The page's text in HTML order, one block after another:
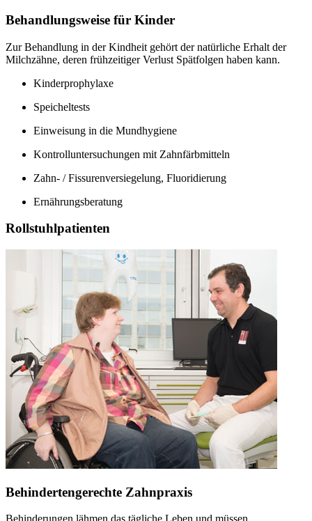
Behandlungsweise für Kinder
Zur Behandlung in der Kindheit gehört der natürliche Erhalt der
Milchzähne, deren frühzeitiger Verlust Spätfolgen haben kann.
Kinderprophylaxe
Speicheltests
Einweisung in die Mundhygiene
Kontrolluntersuchungen mit Zahnfärbmitteln
Zahn- / Fissurenversiegelung, Fluoridierung
Ernährungsberatung
Rollstuhlpatienten
Behindertengerechte Zahnpraxis